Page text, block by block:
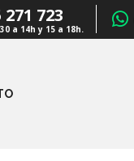
271 723
a 14h y 15 a 18h.